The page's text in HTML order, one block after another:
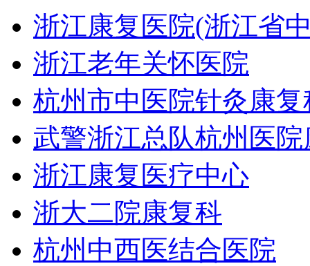
浙江康复医院(浙江省
浙江老年关怀医院
杭州市中医院针灸康复
武警浙江总队杭州医
浙江康复医疗中心
浙大二院康复科
杭州中西医结合医院